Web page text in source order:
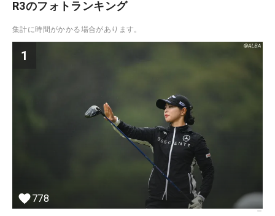
R3のフォトランキング
集計に時間がかかる場合があります。
1
778